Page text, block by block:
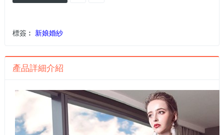
標簽︰ 新娘婚紗
產品詳細介紹